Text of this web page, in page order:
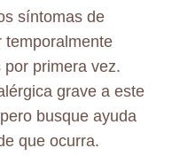
síntomas de
temporalmente
primera vez.
grave a este
busque ayuda
que ocurra.